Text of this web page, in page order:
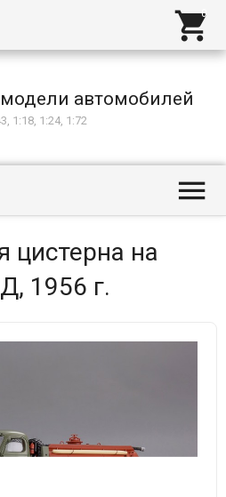

автомобилей
1:18, 1:24, 1:72

цистерна на
1956 г.